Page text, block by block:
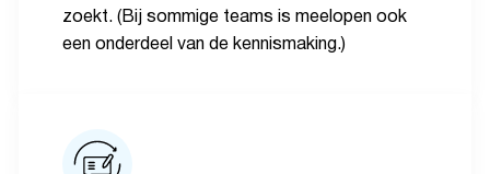
zoekt. (Bij sommige teams is meelopen ook
een onderdeel van de kennismaking.)